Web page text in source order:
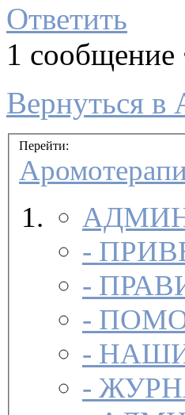
Ответить
1 сообщение
Вернуться в
Перейти:
-
-
-
-
-